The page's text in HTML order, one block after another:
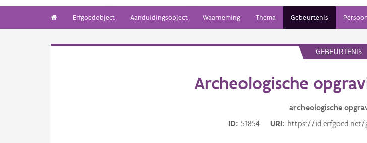
Erfgoedobject Aanduidingsobject Waarneming Thema Gebeurtenis
GEBEURTENIS
Archeologische
archeologische
ID
51854 URI https://id.erfgoed.net/